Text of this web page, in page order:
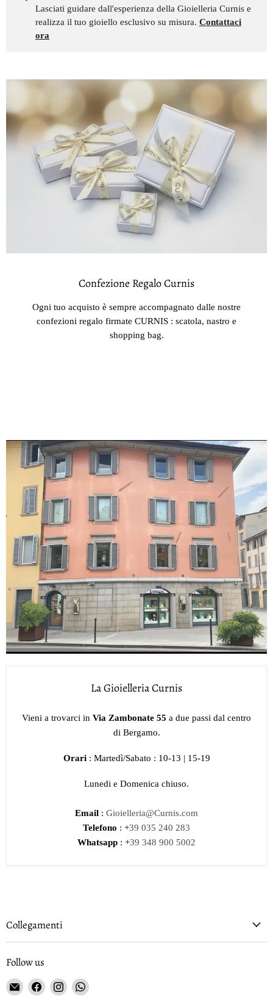
Lasciati guidare dall'esperienza della Gioielleria Curnis e
realizza il tuo gioiello esclusivo su misura. Contattaci
ora
Confezione Regalo Curnis
Ogni tuo acquisto è sempre accompagnato dalle nostre
confezioni regalo firmate CURNIS : scatola, nastro e
shopping bag.
La Gioielleria Curnis
Vieni a trovarci in Via Zambonate 55 a due passi dal centro
di Bergamo.
Orari : Martedì/Sabato : 10-13 | 15-19
Lunedi e Domenica chiuso.
Email : Gioielleria@Curnis.com
Telefono : +39 035 240 283
Whatsapp : +39 348 900 5002
Collegamenti
Follow us
Email
Gioielleria
Find
Find
Find